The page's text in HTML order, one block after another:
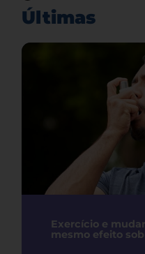
Últimas
Exercício e
mesmo efeito